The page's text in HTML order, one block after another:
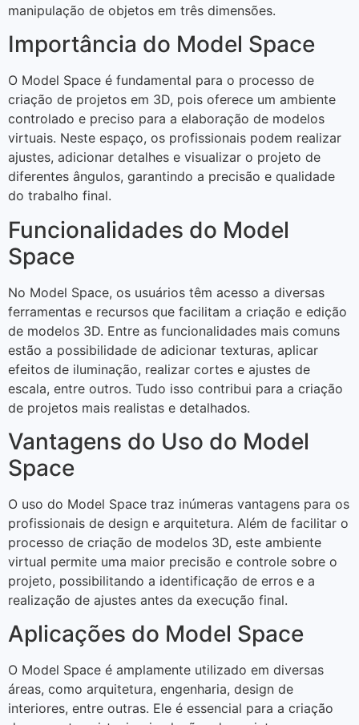
manipulação de objetos em três dimensões.
Importância do Model Space
O Model Space é fundamental para o processo de
criação de projetos em 3D, pois oferece um ambiente
controlado e preciso para a elaboração de modelos
virtuais. Neste espaço, os profissionais podem realizar
ajustes, adicionar detalhes e visualizar o projeto de
diferentes ângulos, garantindo a precisão e qualidade
do trabalho final.
Funcionalidades do Model
Space
No Model Space, os usuários têm acesso a diversas
ferramentas e recursos que facilitam a criação e edição
de modelos 3D. Entre as funcionalidades mais comuns
estão a possibilidade de adicionar texturas, aplicar
efeitos de iluminação, realizar cortes e ajustes de
escala, entre outros. Tudo isso contribui para a criação
de projetos mais realistas e detalhados.
Vantagens do Uso do Model
Space
O uso do Model Space traz inúmeras vantagens para os
profissionais de design e arquitetura. Além de facilitar o
processo de criação de modelos 3D, este ambiente
virtual permite uma maior precisão e controle sobre o
projeto, possibilitando a identificação de erros e a
realização de ajustes antes da execução final.
Aplicações do Model Space
O Model Space é amplamente utilizado em diversas
áreas, como arquitetura, engenharia, design de
interiores, entre outras. Ele é essencial para a criação